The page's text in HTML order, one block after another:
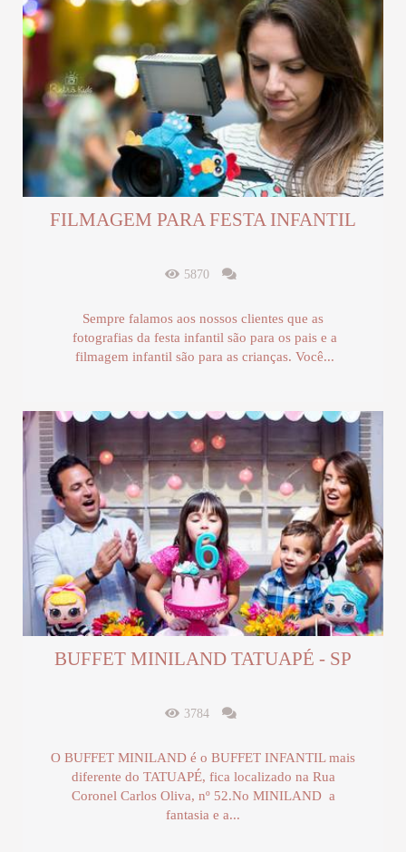
FILMAGEM PARA FESTA INFANTIL
5870
Sempre falamos aos nossos clientes que as
fotografias da festa infantil são para os pais e a
filmagem infantil são para as crianças. Você...
BUFFET MINILAND TATUAPÉ - SP
3784
O BUFFET MINILAND é o BUFFET INFANTIL mais
diferente do TATUAPÉ, fica localizado na Rua
Coronel Carlos Oliva, nº 52.No MINILAND a
fantasia e a...